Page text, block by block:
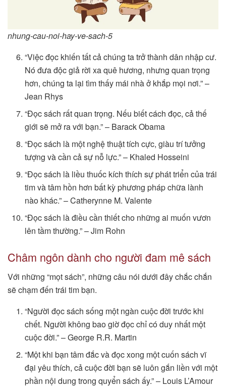
nhung-cau-noi-hay-ve-sach-5
“Việc đọc khiến tất cả chúng ta trở thành dân nhập cư.
Nó đưa độc giả rời xa quê hương, nhưng quan trọng
hơn, chúng ta lại tìm thấy mái nhà ở khắp mọi nơi.” –
Jean Rhys
“Đọc sách rất quan trọng. Nếu biết cách đọc, cả thế
giới sẽ mở ra với bạn.” – Barack Obama
“Đọc sách là một nghệ thuật tích cực, giàu trí tưởng
tượng và cần cả sự nỗ lực.” – Khaled Hosseini
“Đọc sách là liều thuốc kích thích sự phát triển của trái
tim và tâm hồn hơn bất kỳ phương pháp chữa lành
nào khác.” – Catherynne M. Valente
“Đọc sách là điều cần thiết cho những ai muốn vươn
lên tầm thường.” – Jim Rohn
Châm ngôn dành cho người đam mê sách
Với những “mọt sách”, những câu nói dưới đây chắc chắn
sẽ chạm đến trái tim bạn.
“Người đọc sách sống một ngàn cuộc đời trước khi
chết. Người không bao giờ đọc chỉ có duy nhất một
cuộc đời.” – George R.R. Martin
“Một khi bạn tâm đắc và đọc xong một cuốn sách vĩ
đại yêu thích, cả cuộc đời bạn sẽ luôn gắn liền với một
phần nội dung trong quyển sách ấy.” – Louis L’Amour